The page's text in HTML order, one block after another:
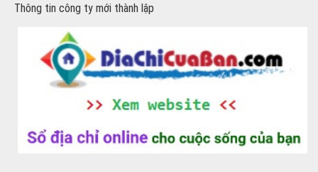
Thông tin công ty mới thành lập